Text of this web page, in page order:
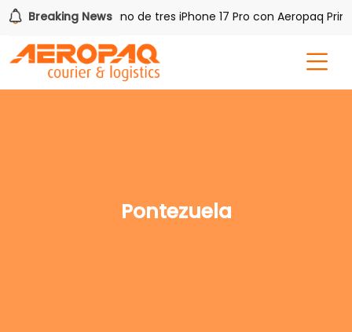
Breaking News
Gana uno de tres iPhone 17 Pro con Aeropaq Prime
Pontezuela